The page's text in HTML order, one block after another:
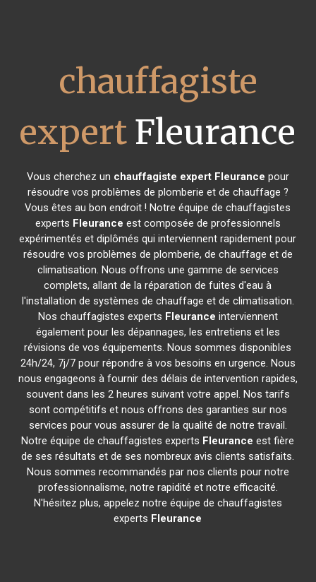
chauffagiste
expert Fleurance
Vous cherchez un chauffagiste expert Fleurance pour
résoudre vos problèmes de plomberie et de chauffage ?
Vous êtes au bon endroit ! Notre équipe de chauffagistes
experts Fleurance est composée de professionnels
expérimentés et diplômés qui interviennent rapidement pour
résoudre vos problèmes de plomberie, de chauffage et de
climatisation. Nous offrons une gamme de services
complets, allant de la réparation de fuites d'eau à
l'installation de systèmes de chauffage et de climatisation.
Nos chauffagistes experts Fleurance interviennent
également pour les dépannages, les entretiens et les
révisions de vos équipements. Nous sommes disponibles
24h/24, 7j/7 pour répondre à vos besoins en urgence. Nous
nous engageons à fournir des délais de intervention rapides,
souvent dans les 2 heures suivant votre appel. Nos tarifs
sont compétitifs et nous offrons des garanties sur nos
services pour vous assurer de la qualité de notre travail.
Notre équipe de chauffagistes experts Fleurance est fière
de ses résultats et de ses nombreux avis clients satisfaits.
Nous sommes recommandés par nos clients pour notre
professionnalisme, notre rapidité et notre efficacité.
N'hésitez plus, appelez notre équipe de chauffagistes
experts Fleurance